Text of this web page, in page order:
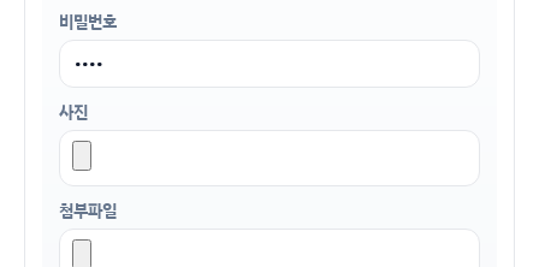
비밀번호
사진
첨부파일